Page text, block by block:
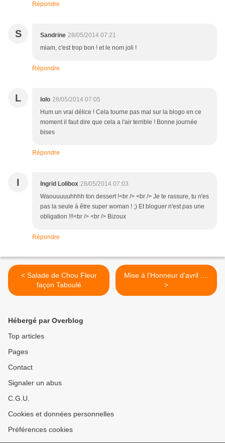
Répondre
S Sandrine 28/05/2014 07:21
miam, c'est trop bon ! et le nom joli !
Répondre
L lolo 28/05/2014 07:05
Hum un vrai délice ! Cela tourne pas mal sur la blogo en ce
moment il faut dire que cela a l'air terrible ! Bonne journée
bises
Répondre
I Ingrid Lolibox 28/05/2014 07:03
Waouuuuuhhhh ton dessert !<br /> <br /> Je te rassure, tu n'es
pas la seule à être super woman ! ;) Et bloguer n'est pas une
obligation !!!<br /> <br /> Bizoux
Répondre
< Salade de Chou Fleur
façon Taboulé
Mise à l'Honneur d'avril ....
>
Hébergé par Overblog
Top articles
Pages
Contact
Signaler un abus
C.G.U.
Cookies et données personnelles
Préférences cookies